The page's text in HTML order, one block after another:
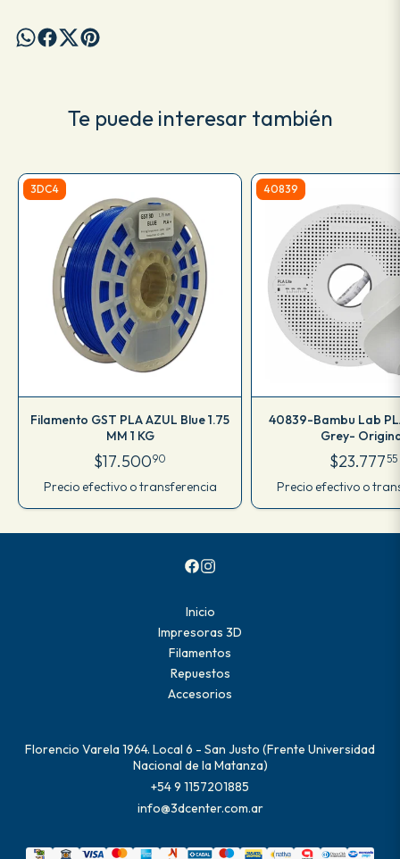
Te puede interesar también
3DC4
Filamento GST PLA AZUL Blue 1.75
MM 1 KG
$17.50090
Precio efectivo o transferencia
40839
40839-Bambu Lab
Grey-
$23.77755
Precio efectivo o
Inicio
Impresoras 3D
Filamentos
Repuestos
Accesorios
Florencio Varela 1964. Local 6 - San Justo (Frente Universidad
Nacional de la Matanza)
+54 9 1157201885
info@3dcenter.com.ar